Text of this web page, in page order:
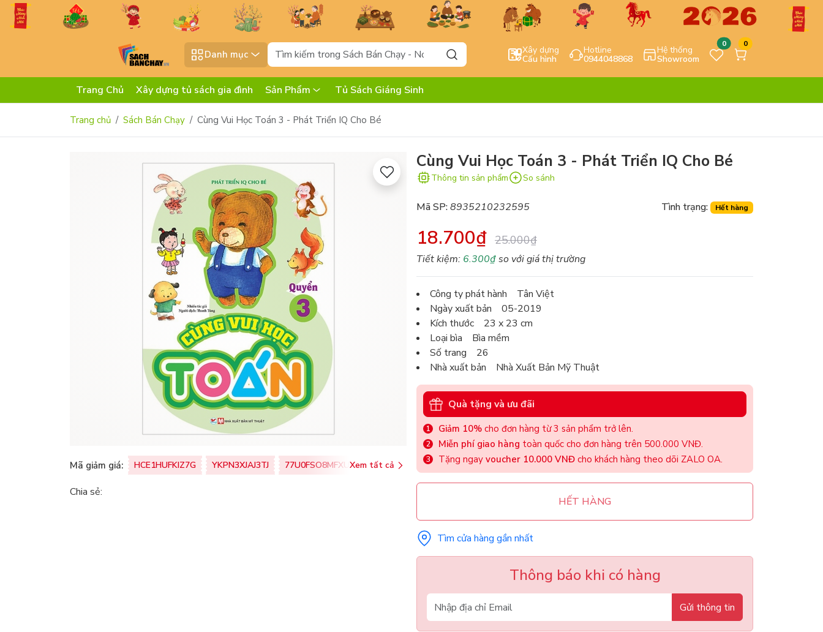
Danh mục Xây dựng
Cấu hình
Hotline
0944048868
Hệ thống
Showroom
0 0
Trang Chủ Xây dựng tủ sách gia đình Sản Phẩm Tủ Sách Giáng Sinh
Trang chủ Sách Bán Chạy Cùng Vui Học Toán 3 - Phát Triển IQ Cho Bé
Mã giảm giá: HCE1HUFKIZ7G YKPN3XJAJ3TJ 77U0FSO8MFXU Xem tất cả
Chia sẻ:
Cùng Vui Học Toán 3 - Phát Triển IQ Cho Bé
Thông tin sản phẩm So sánh
Mã SP:8935210232595 Tình trạng: Hết hàng
18.700₫ 25.000₫
Tiết kiệm: 6.300₫so với giá thị trường
Công ty phát hành Tân Việt
Ngày xuất bản 05-2019
Kích thước 23 x 23 cm
Loại bìa Bìa mềm
Số trang 26
Nhà xuất bản Nhà Xuất Bản Mỹ Thuật
Quà tặng và ưu đãi
Giảm 10% cho đơn hàng từ 3 sản phẩm trở lên.
Miễn phí giao hàng toàn quốc cho đơn hàng trên 500.000 VNĐ.
Tặng ngay voucher 10.000 VNĐ cho khách hàng theo dõi ZALO OA.
HẾT HÀNG
Tìm cửa hàng gần nhất
Thông báo khi có hàng
Gửi thông tin